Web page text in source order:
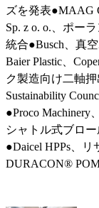
ズを発表●MAAG
Sp. z o. o.、ポー
統合●Busch、真
Baier Plastic、
ク製造向け二軸
Sustainability
●Proco
シャトル式ブロ
●Daicel HPPs、
DURACON®